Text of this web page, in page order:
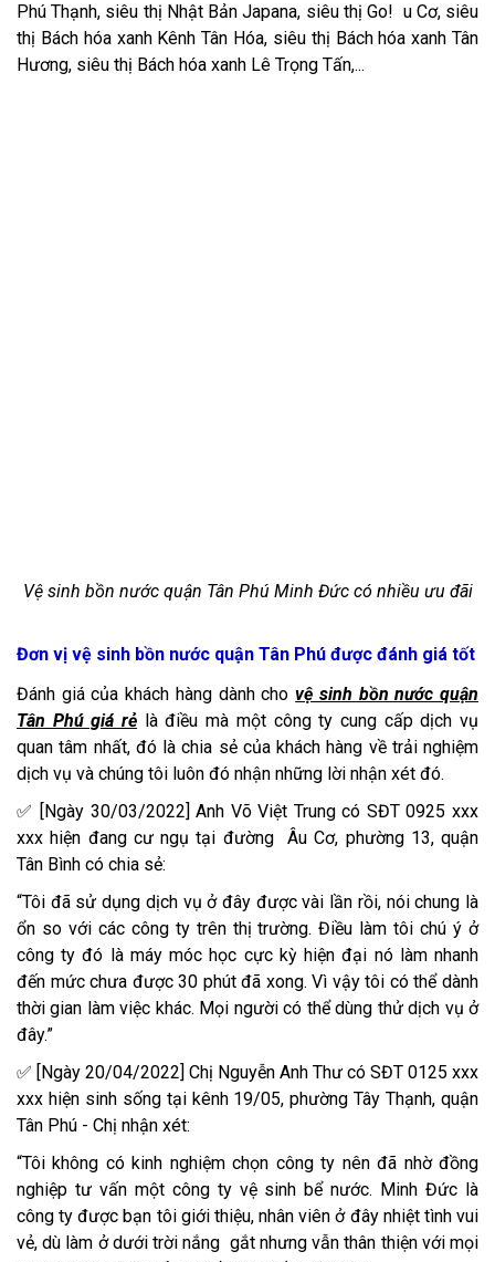
Phú Thạnh, siêu thị Nhật Bản Japana, siêu thị Go! u Cơ, siêu
thị Bách hóa xanh Kênh Tân Hóa, siêu thị Bách hóa xanh Tân
Hương, siêu thị Bách hóa xanh Lê Trọng Tấn,...
Vệ sinh bồn nước quận Tân Phú Minh Đức có nhiều ưu đãi
Đơn vị vệ sinh bồn nước quận Tân Phú được đánh giá tốt
Đánh giá của khách hàng dành chovệ sinh bồn nước quận
Tân Phú giá rẻ là điều mà một công ty cung cấp dịch vụ
quan tâm nhất, đó là chia sẻ của khách hàng về trải nghiệm
dịch vụ và chúng tôi luôn đó nhận những lời nhận xét đó.
✅ [Ngày 30/03/2022] Anh Võ Việt Trung có SĐT 0925 xxx
xxx hiện đang cư ngụ tại đường Âu Cơ, phường 13, quận
Tân Bình có chia sẻ:
“Tôi đã sử dụng dịch vụ ở đây được vài lần rồi, nói chung là
ổn so với các công ty trên thị trường. Điều làm tôi chú ý ở
công ty đó là máy móc học cực kỳ hiện đại nó làm nhanh
đến mức chưa được 30 phút đã xong. Vì vậy tôi có thể dành
thời gian làm việc khác. Mọi người có thể dùng thử dịch vụ ở
đây.”
✅ [Ngày 20/04/2022] Chị Nguyễn Anh Thư có SĐT 0125 xxx
xxx hiện sinh sống tại kênh 19/05, phường Tây Thạnh, quận
Tân Phú - Chị nhận xét:
“Tôi không có kinh nghiệm chọn công ty nên đã nhờ đồng
nghiệp tư vấn một công ty vệ sinh bể nước. Minh Đức là
công ty được bạn tôi giới thiệu, nhân viên ở đây nhiệt tình vui
vẻ, dù làm ở dưới trời nắng gắt nhưng vẫn thân thiện với mọi